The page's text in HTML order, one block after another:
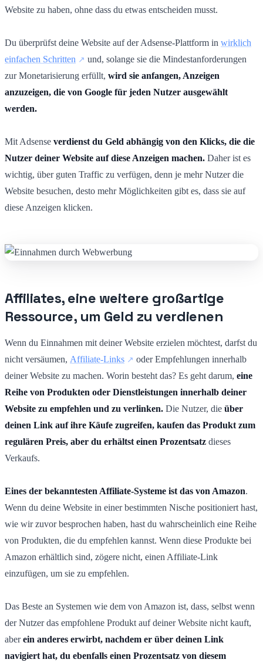
Website zu haben, ohne dass du etwas entscheiden musst.
Du überprüfst deine Website auf der Adsense-Plattform in wirklich
einfachen Schritten
und, solange sie die Mindestanforderungen
zur Monetarisierung erfüllt, wird sie anfangen, Anzeigen
anzuzeigen, die von Google für jeden Nutzer ausgewählt
werden.
Mit Adsense verdienst du Geld abhängig von den Klicks, die die
Nutzer deiner Website auf diese Anzeigen machen. Daher ist es
wichtig, über guten Traffic zu verfügen, denn je mehr Nutzer die
Website besuchen, desto mehr Möglichkeiten gibt es, dass sie auf
diese Anzeigen klicken.
Affiliates, eine weitere großartige
Ressource, um Geld zu verdienen
Wenn du Einnahmen mit deiner Website erzielen möchtest, darfst du
nicht versäumen, Affiliate-Links
oder Empfehlungen innerhalb
deiner Website zu machen. Worin besteht das? Es geht darum, eine
Reihe von Produkten oder Dienstleistungen innerhalb deiner
Website zu empfehlen und zu verlinken. Die Nutzer, die über
deinen Link auf ihre Käufe zugreifen, kaufen das Produkt zum
regulären Preis, aber du erhältst einen Prozentsatz dieses
Verkaufs.
Eines der bekanntesten Affiliate-Systeme ist das von Amazon.
Wenn du deine Website in einer bestimmten Nische positioniert hast,
wie wir zuvor besprochen haben, hast du wahrscheinlich eine Reihe
von Produkten, die du empfehlen kannst. Wenn diese Produkte bei
Amazon erhältlich sind, zögere nicht, einen Affiliate-Link
einzufügen, um sie zu empfehlen.
Das Beste an Systemen wie dem von Amazon ist, dass, selbst wenn
der Nutzer das empfohlene Produkt auf deiner Website nicht kauft,
aberein anderes erwirbt, nachdem er über deinen Link
navigiert hat, du ebenfalls einen Prozentsatz von diesem